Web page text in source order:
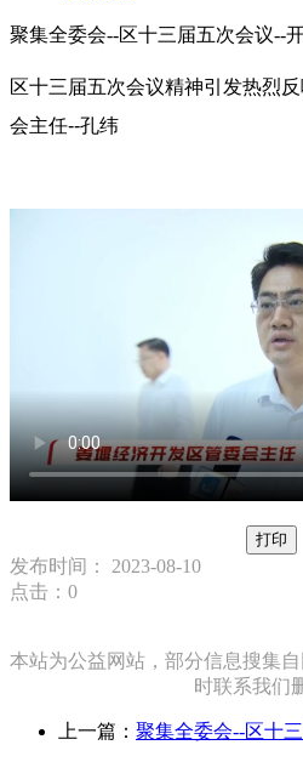
聚集全委会--区十三届五次会议--
区十三届五次会议精神引发热烈
会主任--孔纬
打印
发布时间： 2023-08-10
点击： 0
本站为公益网站，部分信息搜集
时联系我们
上一篇： 聚集全委会--区十